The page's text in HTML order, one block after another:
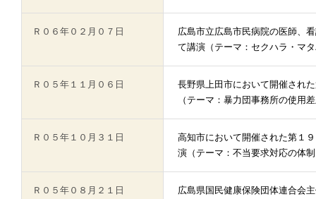
Ｒ０６年０２月０７日
広島市立広島市民病院の医師、
て講演（テーマ：セクハラ・マ
Ｒ０５年１１月０６日
長野県上田市において開催され
（テーマ：暴力団事務所の使用
Ｒ０５年１０月３１日
高知市において開催された第１
演（テーマ：不当要求対応の体
Ｒ０５年０８月２１日
広島県国民健康保険団体連合会